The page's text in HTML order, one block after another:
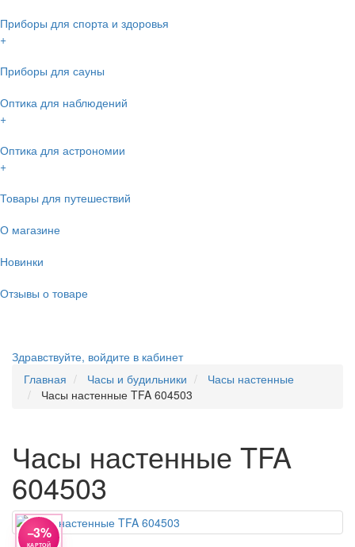
Приборы для спорта и здоровья
+
Приборы для сауны
Оптика для наблюдений
+
Оптика для астрономии
+
Товары для путешествий
О магазине
Новинки
Отзывы о товаре
Здравствуйте, войдите в кабинет
Главная
Часы и будильники
Часы настенные
Часы настенные TFA 604503
Часы настенные TFA
604503
−3%
КАРТОЙ